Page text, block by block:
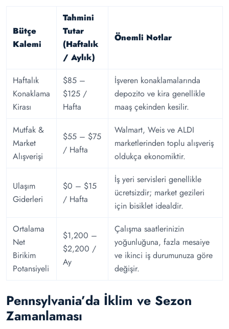
Bütçe
Kalemi
Tahmini
Tutar
(Haftalık
/ Aylık)
Önemli Notlar
Haftalık
Konaklama
Kirası
$85 –
$125 /
Hafta
İşveren konaklamalarında
depozito ve kira genellikle
maaş çekinden kesilir.
Mutfak &
Market
Alışverişi
$55 – $75
/ Hafta
Walmart, Weis ve ALDI
marketlerinden toplu alışveriş
oldukça ekonomiktir.
Ulaşım
Giderleri
$0 – $15
/ Hafta
İş yeri servisleri genellikle
ücretsizdir; market gezileri
için bisiklet idealdir.
Ortalama
Net
Birikim
Potansiyeli
$1,200 –
$2,200 /
Ay
Çalışma saatlerinizin
yoğunluğuna, fazla mesaiye
ve ikinci iş durumunuza göre
değişir.
Pennsylvania’da İklim ve Sezon
Zamanlaması